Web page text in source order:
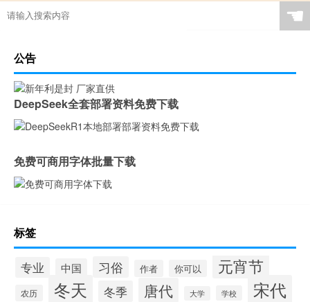
☚
公告
DeepSeek全套部署资料免费下载
免费可商用字体批量下载
标签
专业 中国 习俗 作者 你可以 元宵节
农历 冬天 冬季 唐代 大学 学校 宋代